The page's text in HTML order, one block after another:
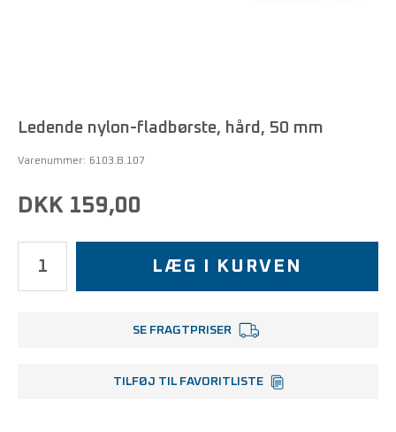
Ledende nylon-fladbørste, hård, 50 mm
Varenummer: 6103.B.107
DKK 159,00
LÆG I KURVEN
SE FRAGTPRISER
TILFØJ TIL FAVORITLISTE